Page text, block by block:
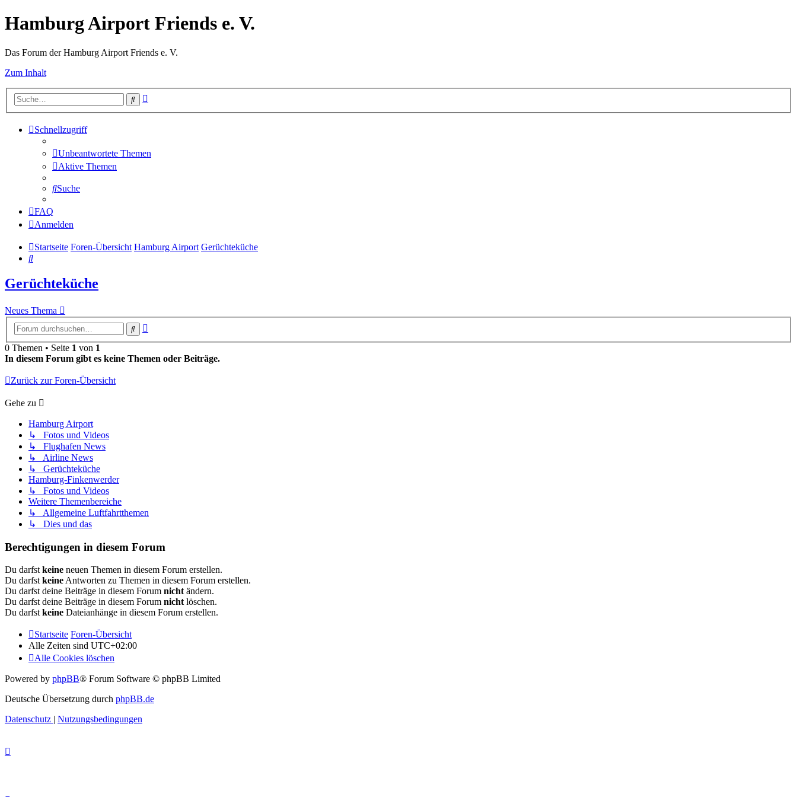
Hamburg Airport Friends e. V.
Das Forum der Hamburg Airport Friends e. V.
Zum Inhalt
Suche
Schnellzugriff
Unbeantwortete Themen
Aktive Themen
Suche
FAQ
Anmelden
Startseite Foren-Übersicht Hamburg Airport Gerüchteküche
Suche
Gerüchteküche
Neues Thema
Suche
0 Themen • Seite 1 von 1
In diesem Forum gibt es keine Themen oder Beiträge.
Zurück zur Foren-Übersicht
Gehe zu
Hamburg Airport
↳ Fotos und Videos
↳ Flughafen News
↳ Airline News
↳ Gerüchteküche
Hamburg-Finkenwerder
↳ Fotos und Videos
Weitere Themenbereiche
↳ Allgemeine Luftfahrtthemen
↳ Dies und das
Berechtigungen in diesem Forum
Du darfst keine neuen Themen in diesem Forum erstellen.
Du darfst keine Antworten zu Themen in diesem Forum erstellen.
Du darfst deine Beiträge in diesem Forum nicht ändern.
Du darfst deine Beiträge in diesem Forum nicht löschen.
Du darfst keine Dateianhänge in diesem Forum erstellen.
Startseite Foren-Übersicht
Alle Zeiten sind UTC+02:00
Alle Cookies löschen
Powered by phpBB® Forum Software © phpBB Limited
Deutsche Übersetzung durch phpBB.de
Datenschutz | Nutzungsbedingungen